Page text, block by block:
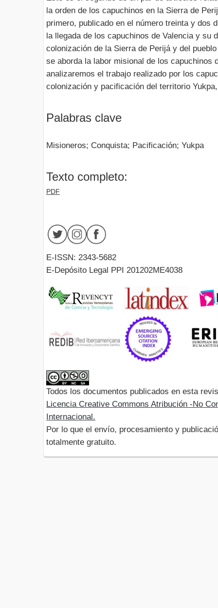
la orden de los capuchinos en la Sierra de
primero, publicado en el número treinta y dos
la llegada de los capuchinos de Valencia y su
colonización de la Sierra de Perijá y del
se aborda la labor misional de los capuchinos
analizaremos el trabajo realizado por los
colonización y pacificación del territorio
Palabras clave
Misioneros; Conquista; Pacificación; Yukpa
Texto completo:
PDF
E-ISSN: 2343-5682
E-Depósito Legal PPI 201202ME4038
Todos los documentos publicados en esta
Licencia Creative Commons Atribución -No
Internacional.
Por lo que el envío, procesamiento y
totalmente gratuito.